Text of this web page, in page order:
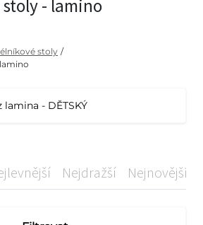
- lamino
stoly /
- DĚTSKÝ
Nejdražší Nejnovější